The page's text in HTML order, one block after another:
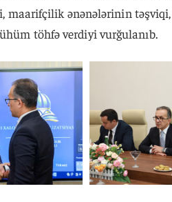
maarifçilik ənənələrinin təşviqi,
töhfə verdiyi vurğulanıb.